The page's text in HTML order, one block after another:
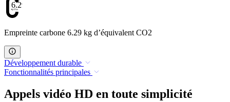
6.29
Empreinte carbone 6.29 kg d’équivalent CO2
Développement durable
Fonctionnalités principales
Appels vidéo HD en toute simplicité